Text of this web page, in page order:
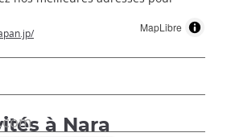
MapLibre
à Nara